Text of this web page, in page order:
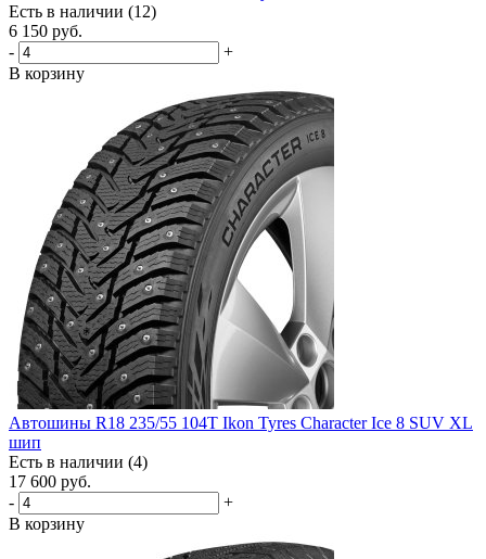
Есть в наличии (12)
6 150 руб.
-
+
В корзину
Автошины R18 235/55 104T Ikon Tyres Character Ice 8 SUV XL
шип
Есть в наличии (4)
17 600 руб.
-
+
В корзину